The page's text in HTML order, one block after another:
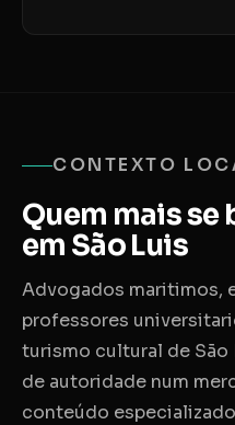
CONTEXTO
Quem mais se
em São Luis
Advogados maritimos,
professores
turismo cultural de
de autoridade num
conteúdo